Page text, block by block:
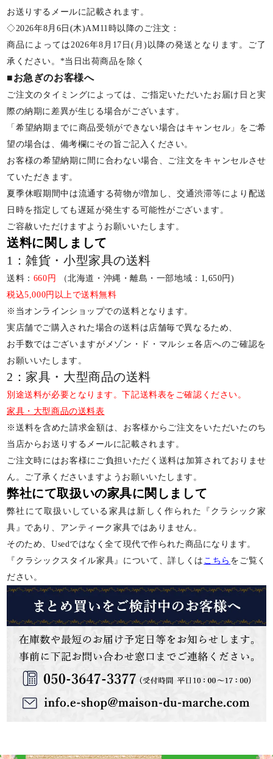
お送りするメールに記載されます。
◇2026年8月6日(木)AM11時以降のご注文：
商品によっては2026年8月17日(月)以降の発送となります。ご了
承ください。*当日出荷商品を除く
■お急ぎのお客様へ
ご注文のタイミングによっては、ご指定いただいたお届け日と実
際の納期に差異が生じる場合がございます。
「希望納期までに商品受領ができない場合はキャンセル」をご希
望の場合は、備考欄にその旨ご記入ください。
お客様の希望納期に間に合わない場合、ご注文をキャンセルさせ
ていただきます。
夏季休暇期間中は流通する荷物が増加し、交通渋滞等により配送
日時を指定しても遅延が発生する可能性がございます。
ご容赦いただけますようお願いいたします。
送料に関しまして
1：雑貨・小型家具の送料
送料： 660円
（北海道・沖縄・離島・一部地域：1,650円)
税込5,000円以上で送料無料
※当オンラインショップでの送料となります。
実店舗でご購入された場合の送料は店舗毎で異なるため、
お手数ではございますがメゾン・ド・マルシェ各店へのご確認を
お願いいたします。
2：家具・大型商品の送料
別途送料が必要となります。下記送料表をご確認ください。
家具・大型商品の送料表
※送料を含めた請求金額は、お客様からご注文をいただいたのち
当店からお送りするメールに記載されます。
ご注文時にはお客様にご負担いただく送料は加算されておりませ
ん。ご了承くださいますようお願いいたします。
弊社にて取扱いの家具に関しまして
弊社にて取扱いしている家具は新しく作られた『クラシック家
具』であり、アンティーク家具ではありません。
そのため、Usedではなく全て現代で作られた商品になります。
『クラシックスタイル家具』について、詳しくは こちら をご覧く
ださい。